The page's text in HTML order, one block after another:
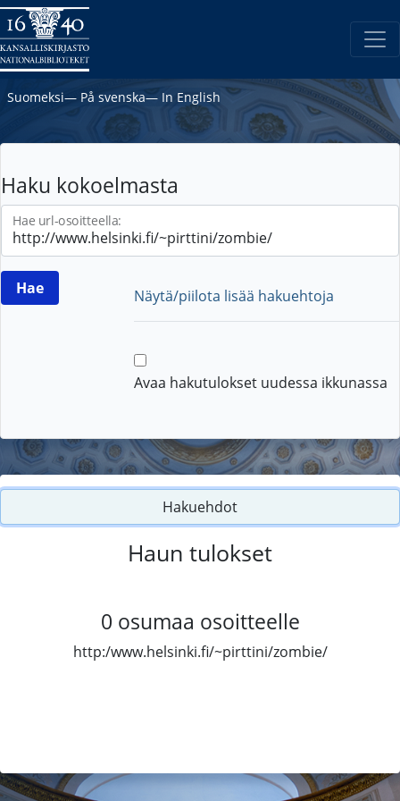
Suomeksi― På svenska― In English
Haku kokoelmasta
Hae url-osoitteella:
Näytä/piilota lisää hakuehtoja
Avaa hakutulokset uudessa ikkunassa
Hakuehdot
Haun tulokset
0 osumaa osoitteelle
http:/www.helsinki.fi/~pirttini/zombie/